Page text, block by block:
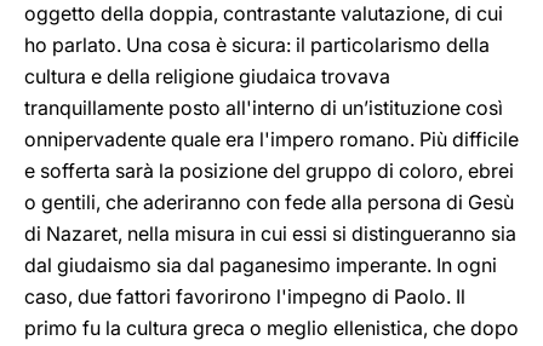
oggetto della doppia, contrastante valutazione, di cui
ho parlato. Una cosa è sicura: il particolarismo della
cultura e della religione giudaica trovava
tranquillamente posto all'interno di un’istituzione così
onnipervadente quale era l'impero romano. Più difficile
e sofferta sarà la posizione del gruppo di coloro, ebrei
o gentili, che aderiranno con fede alla persona di Gesù
di Nazaret, nella misura in cui essi si distingueranno sia
dal giudaismo sia dal paganesimo imperante. In ogni
caso, due fattori favorirono l'impegno di Paolo. Il
primo fu la cultura greca o meglio ellenistica, che dopo